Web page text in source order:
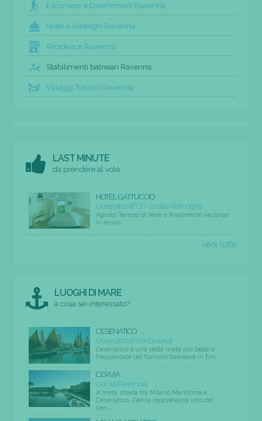
Escursioni e Divertimenti Ravenna
Hotel e Alberghi Ravenna
Residence Ravenna
Stabilimenti balneari Ravenna
Villaggi Turistici Ravenna
LAST MINUTE
da prendere al volo
HOTEL GATTUCCIO
Cesenatico (FC) / Emilia-Romagna
Agosto Tempo di ferie v finalmente vacanze
in arrivo ...
vedi tutte
LUOGHI DI MARE
a cosa sei interessato?
CESENATICO
Cesenatico (Forli-Cesena)
Cesenatico è una delle mete più belle e
frequentate del turismo balneare in Em...
CERVIA
Cervia (Ravenna)
A metà strada tra Milano Marittima e
Cesenatico, Cervia rappresenta uno dei
cen...